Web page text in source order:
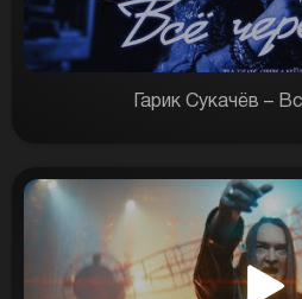
Гарик Сукачёв –